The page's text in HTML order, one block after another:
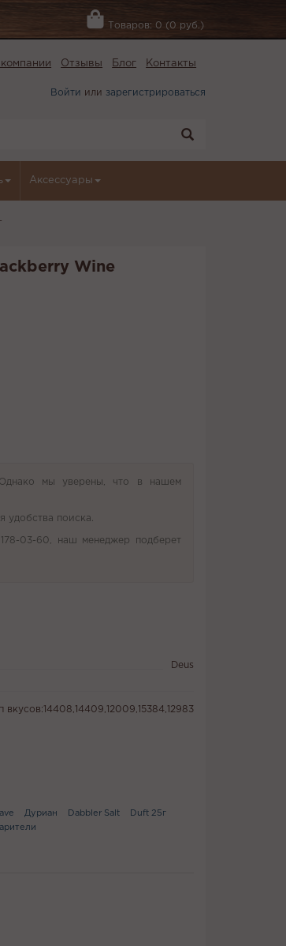
Товаров: 0 (0 руб.)
Отзывы Блог Контакты
Войти или зарегистрироваться
Аксессуары
Wine
мы уверены, что в нашем
удобства поиска.
03-60, наш менеджер подберет
Deus
вкусов:14408,14409,12009,15384,12983
Дуриан Dabbler Salt
Duft 25г